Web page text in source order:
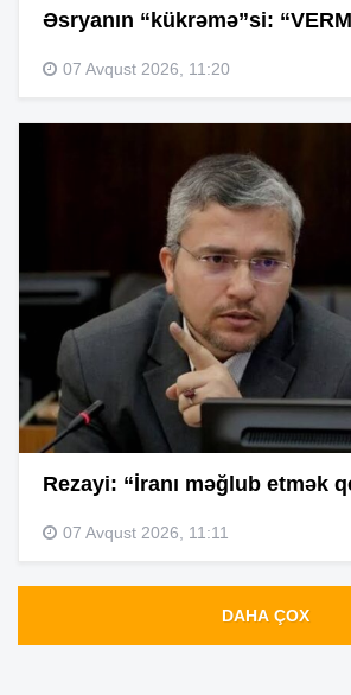
Əsryanın “kükrəmə”si:
07 Avqust 2026, 11:20
Rezayi: “İranı məğlub etmək
07 Avqust 2026, 11:11
DAHA ÇOX